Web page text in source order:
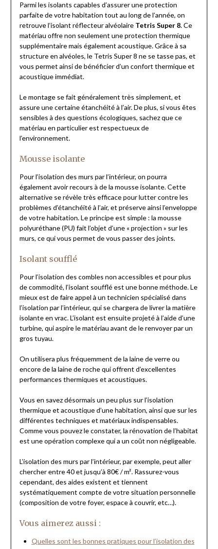
Parmi les isolants capables d’assurer une protection
parfaite de votre habitation tout au long de l’année, on
retrouve l’isolant réflecteur alvéolaire Tetris Super 8. Ce
matériau offre non seulement une protection thermique
supplémentaire mais également acoustique. Grâce à sa
structure en alvéoles, le Tetris Super 8 ne se tasse pas, et
vous permet ainsi de bénéficier d’un confort thermique et
acoustique immédiat.
Le montage se fait généralement très simplement, et
assure une certaine étanchéité à l’air. De plus, si vous êtes
sensibles à des questions écologiques, sachez que ce
matériau en particulier est respectueux de
l’environnement.
Mousse isolante
Pour l’isolation des murs par l’intérieur, on pourra
également avoir recours à de la mousse isolante. Cette
alternative se révèle très efficace pour lutter contre les
problèmes d’étanchéité à l’air, et préserve ainsi l’enveloppe
de votre habitation. Le principe est simple : la mousse
polyuréthane (PU) fait l’objet d’une « projection » sur les
murs, ce qui vous permet de vous passer des joints.
Isolant soufflé
Pour l’isolation des combles non accessibles et pour plus
de commodité, l’isolant soufflé est une bonne méthode. Le
mieux est de faire appel à un technicien spécialisé dans
l’isolation par l’intérieur, qui se chargera de livrer la matière
isolante en vrac. L’isolant est ensuite projeté à l’aide d’une
turbine, qui aspire le matériau avant de le renvoyer par un
gros tuyau.
On utilisera plus fréquemment de la laine de verre ou
encore de la laine de roche qui offrent d’excellentes
performances thermiques et acoustiques.
Vous en savez désormais un peu plus sur l’isolation
thermique et acoustique d’une habitation, ainsi que sur les
différentes techniques et matériaux indispensables.
Comme vous pouvez le constater, la rénovation de l’habitat
est une opération complexe qui a un coût non négligeable.
L’isolation des murs par l’intérieur, par exemple, peut aller
chercher entre 40 et jusqu’à 80€ / m². Rassurez-vous
cependant, des aides existent et tiennent
systématiquement compte de votre situation personnelle
(composition de votre foyer, espace à couvrir, etc…).
Vous aimerez aussi :
Quelles sont les bonnes pratiques pour l’isolation des